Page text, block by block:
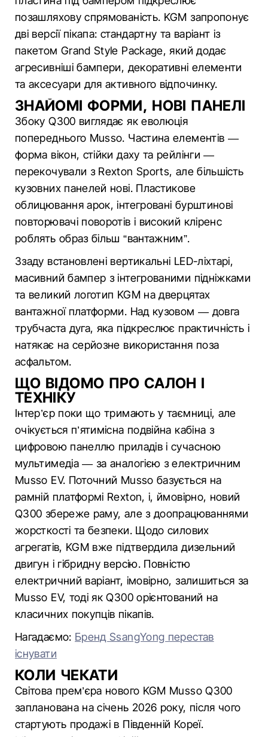
позашляхову спрямованість. KGM запропонує
дві версії пікапа: стандартну та варіант із
пакетом Grand Style Package, який додає
агресивніші бампери, декоративні елементи
та аксесуари для активного відпочинку.
ЗНАЙОМІ ФОРМИ, НОВІ ПАНЕЛІ
Збоку Q300 виглядає як еволюція
попереднього Musso. Частина елементів —
форма вікон, стійки даху та рейлінги —
перекочували з Rexton Sports, але більшість
кузовних панелей нові. Пластикове
облицювання арок, інтегровані бурштинові
повторювачі поворотів і високий кліренс
роблять образ більш “вантажним”.
Ззаду встановлені вертикальні LED-ліхтарі,
масивний бампер з інтегрованими підніжками
та великий логотип KGM на дверцятах
вантажної платформи. Над кузовом — довга
трубчаста дуга, яка підкреслює практичність і
натякає на серйозне використання поза
асфальтом.
ЩО ВІДОМО ПРО САЛОН І
ТЕХНІКУ
Інтер’єр поки що тримають у таємниці, але
очікується п’ятимісна подвійна кабіна з
цифровою панеллю приладів і сучасною
мультимедіа — за аналогією з електричним
Musso EV. Поточний Musso базується на
рамній платформі Rexton, і, ймовірно, новий
Q300 збереже раму, але з доопрацюваннями
жорсткості та безпеки. Щодо силових
агрегатів, KGM вже підтвердила дизельний
двигун і гібридну версію. Повністю
електричний варіант, імовірно, залишиться за
Musso EV, тоді як Q300 орієнтований на
класичних покупців пікапів.
Нагадаємо: Бренд SsangYong перестав
існувати
КОЛИ ЧЕКАТИ
Світова прем’єра нового KGM Musso Q300
запланована на січень 2026 року, після чого
стартують продажі в Південній Кореї.